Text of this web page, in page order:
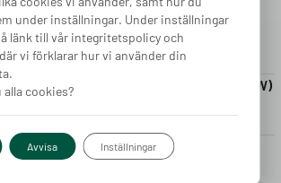
(11kW) Laddkabel 5-20m (22kW)
Pris från
2 980kr
under inställningar. Under inställningar
länk till vår integritetspolicy och
vi förklarar hur vi använder din
alla cookies?
Avvisa Inställningar